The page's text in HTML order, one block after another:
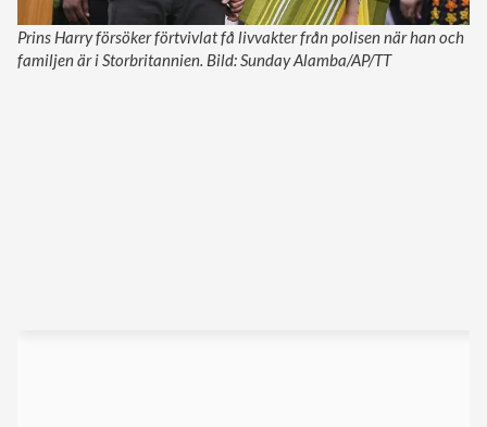
Prins Harry försöker förtvivlat få livvakter från polisen när han och
familjen är i Storbritannien. Bild: Sunday Alamba/AP/TT